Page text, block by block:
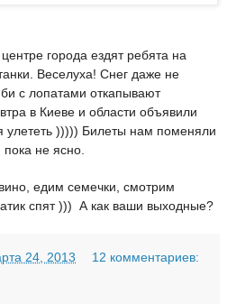
города ездят ребята на
Веселуха! Снег даже не
с лопатами откапывают
в Киеве и области объявили
))))) Билеты нам поменяли
не ясно.
едим семечки, смотрим
спят ))) А как ваши выходные?
24, 2013 12 комментариев: